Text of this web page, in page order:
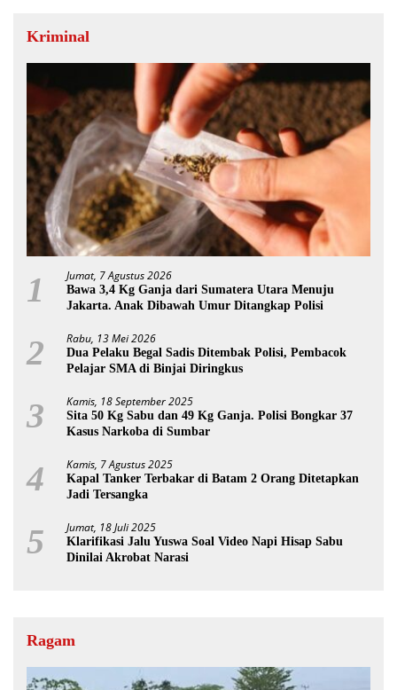
Kriminal
1 Jumat, 7 Agustus 2026
Bawa 3,4 Kg Ganja dari Sumatera Utara Menuju
Jakarta. Anak Dibawah Umur Ditangkap Polisi
2 Rabu, 13 Mei 2026
Dua Pelaku Begal Sadis Ditembak Polisi, Pembacok
Pelajar SMA di Binjai Diringkus
3 Kamis, 18 September 2025
Sita 50 Kg Sabu dan 49 Kg Ganja. Polisi Bongkar 37
Kasus Narkoba di Sumbar
4 Kamis, 7 Agustus 2025
Kapal Tanker Terbakar di Batam 2 Orang Ditetapkan
Jadi Tersangka
5 Jumat, 18 Juli 2025
Klarifikasi Jalu Yuswa Soal Video Napi Hisap Sabu
Dinilai Akrobat Narasi
Ragam